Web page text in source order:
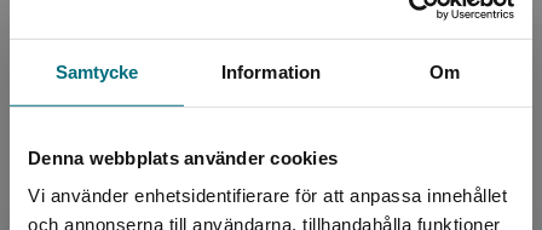
Samtycke Information Om
Denna webbplats använder cookies
Vi använder enhetsidentifierare för att anpassa innehållet
och annonserna till användarna, tillhandahålla funktioner
Emma Graves